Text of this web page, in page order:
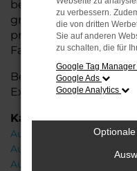
bei Ihrem Audi
großen Auswahl an
professionellen
Fahrzeug, das Ihre
Besuchen Sie uns
Expertenteam
Kategorie
Audi A5 Oldenburg
Audi A5 Gebrauchtwagen
Audi A5 Neuwagen
zu verbessern.
die von dritten
Sie auf anderen
zu schalten, die für
Google Tag Manager
Google Ads
Google Analytics